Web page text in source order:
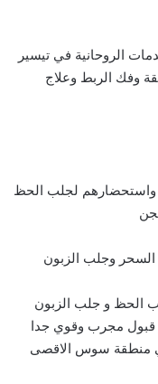
الروحانية في تيسير
وفك الربط وعلاج
واستحضارهم لجلب الحظ
السحر وجلب الزبون
الحظ و جلب الزبون
قبول مجرب وقوي جدا
في منطقة سوس الاقصى